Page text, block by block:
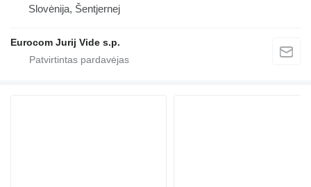
Slovėnija, Šentjernej
Eurocom Jurij Vide s.p.